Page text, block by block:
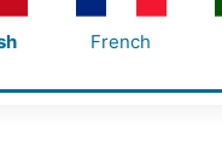
French